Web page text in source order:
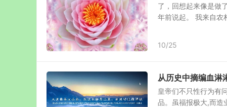
了，回想起来像是做
年前说起。 我来自农
10/25
从历史中摘编血淋
皇帝们不只性行为有
品。虽福报极大,而造